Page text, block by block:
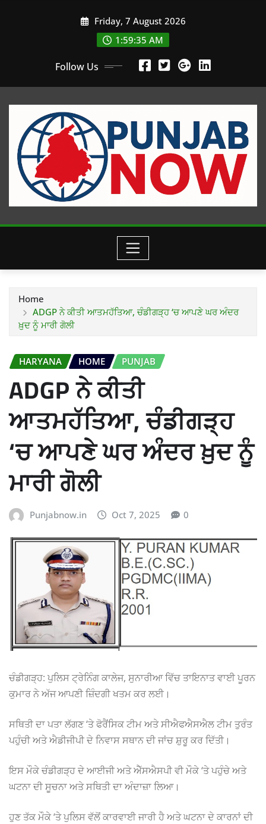
Friday, 7 August 2026
1:59:36 AM
Follow Us
Home
ADGP ਨੇ ਕੀਤੀ ਆਤਮਹੱਤਿਆ, ਚੰਡੀਗੜ੍ਹ ‘ਚ ਆਪਣੇ ਘਰ ਅੰਦਰ
ਖ਼ੁਦ ਨੂੰ ਮਾਰੀ ਗੋਲੀ
HARYANA HOME PUNJAB
ADGP ਨੇ ਕੀਤੀ
ਆਤਮਹੱਤਿਆ, ਚੰਡੀਗੜ੍ਹ
‘ਚ ਆਪਣੇ ਘਰ ਅੰਦਰ ਖ਼ੁਦ ਨੂੰ
ਮਾਰੀ ਗੋਲੀ
Punjabnow.in Oct 7, 2025 0
ਚੰਡੀਗੜ੍ਹ: ਪੁਲਿਸ ਟ੍ਰੇਨਿੰਗ ਕਾਲੇਜ, ਸੁਨਾਰੀਆ ਵਿੱਚ ਤਾਇਨਾਤ ਵਾਈ ਪੂਰਨ
ਕੁਮਾਰ ਨੇ ਅੱਜ ਆਪਣੀ ਜ਼ਿੰਦਗੀ ਖਤਮ ਕਰ ਲਈ।
ਸਥਿਤੀ ਦਾ ਪਤਾ ਲੱਗਣ ‘ਤੇ ਫੋਰੈਂਸਿਕ ਟੀਮ ਅਤੇ ਸੀਐਫਐਸਐਲ ਟੀਮ ਤੁਰੰਤ
ਪਹੁੰਚੀ ਅਤੇ ਐਡੀਜੀਪੀ ਦੇ ਨਿਵਾਸ ਸਥਾਨ ਦੀ ਜਾਂਚ ਸ਼ੁਰੂ ਕਰ ਦਿੱਤੀ।
ਇਸ ਮੌਕੇ ਚੰਡੀਗੜ੍ਹ ਦੇ ਆਈਜੀ ਅਤੇ ਐੱਸਐਸਪੀ ਵੀ ਮੌਕੇ ‘ਤੇ ਪਹੁੰਚੇ ਅਤੇ
ਘਟਨਾ ਦੀ ਸੂਚਨਾ ਅਤੇ ਸਥਿਤੀ ਦਾ ਅੰਦਾਜ਼ਾ ਲਿਆ।
ਹੁਣ ਤੱਕ ਮੌਕੇ ‘ਤੇ ਪੁਲਿਸ ਵੱਲੋਂ ਕਾਰਵਾਈ ਜਾਰੀ ਹੈ ਅਤੇ ਘਟਨਾ ਦੇ ਕਾਰਨਾਂ ਦੀ